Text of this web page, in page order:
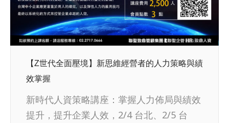
【Z世代全面壓境】新思維經營者的人力策略與績
效掌握
新時代人資策略講座：掌握人力佈局與績效
提升，提升企業人效，2/4 台北、2/5 台